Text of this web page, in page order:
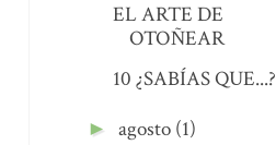
EL ARTE DE
OTOÑEAR
10 ¿SABÍAS QUE...?
► agosto (1)